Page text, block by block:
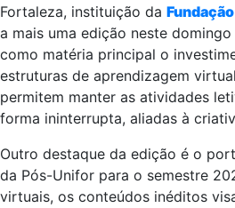
Fortaleza, instituição da
a mais uma edição neste
como matéria principal o
estruturas de aprendizagem
permitem manter as atividades
forma ininterrupta, aliadas à
Outro destaque da edição é o
da Pós-Unifor para o semestre
virtuais, os conteúdos inéditos